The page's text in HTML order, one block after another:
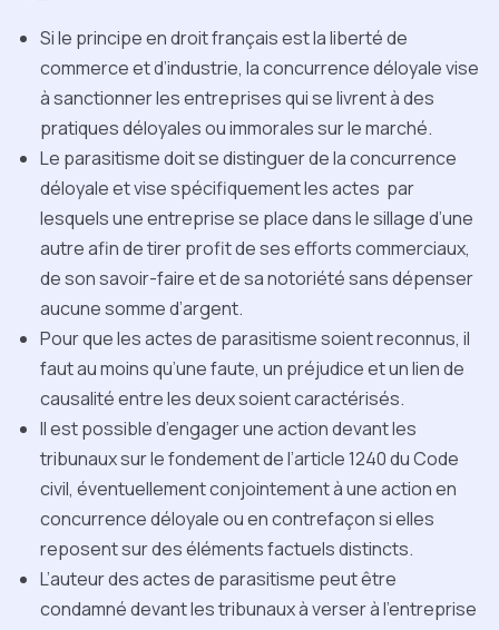
Si le principe en droit français est la liberté de
commerce et d’industrie, la concurrence déloyale vise
à sanctionner les entreprises qui se livrent à des
pratiques déloyales ou immorales sur le marché.
Le parasitisme doit se distinguer de la concurrence
déloyale et vise spécifiquement les actes par
lesquels une entreprise se place dans le sillage d’une
autre afin de tirer profit de ses efforts commerciaux,
de son savoir-faire et de sa notoriété sans dépenser
aucune somme d’argent.
Pour que les actes de parasitisme soient reconnus, il
faut au moins qu’une faute, un préjudice et un lien de
causalité entre les deux soient caractérisés.
Il est possible d’engager une action devant les
tribunaux sur le fondement de l’article 1240 du Code
civil, éventuellement conjointement à une action en
concurrence déloyale ou en contrefaçon si elles
reposent sur des éléments factuels distincts.
L’auteur des actes de parasitisme peut être
condamné devant les tribunaux à verser à l’entreprise